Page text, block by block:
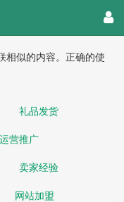
相似的内容。正确的使
礼品发货
运营推广
卖家经验
网站加盟